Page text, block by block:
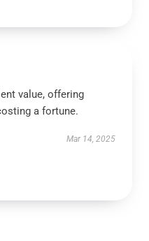
value, offering
a fortune.
Mar 14, 2025